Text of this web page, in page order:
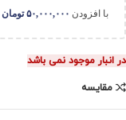
با افزودن ۵۰,۰۰۰,۰۰۰ تومان
در انبار موجود نمی باشد
مقایسه